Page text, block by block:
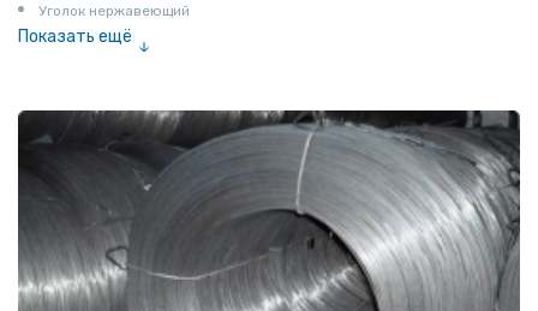
Уголок нержавеющий
Показать ещё